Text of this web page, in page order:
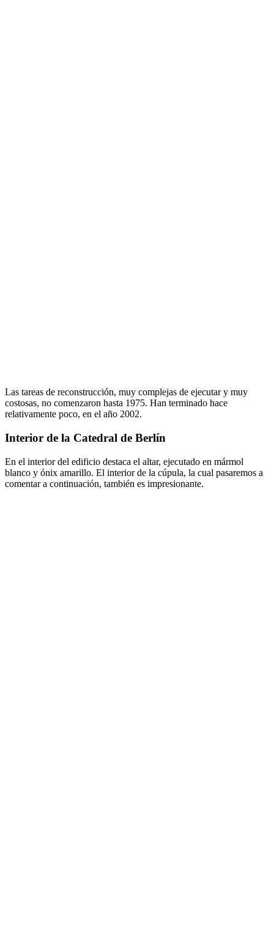
Las tareas de reconstrucción, muy complejas de ejecutar y muy
costosas, no comenzaron hasta 1975. Han terminado hace
relativamente poco, en el año 2002.
Interior de la Catedral de Berlín
En el interior del edificio destaca el altar, ejecutado en mármol
blanco y ónix amarillo. El interior de la cúpula, la cual pasaremos a
comentar a continuación, también es impresionante.